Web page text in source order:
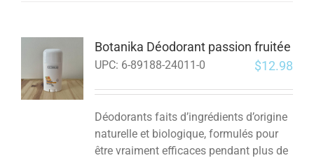
Botanika Déodorant passion fruitée
UPC: 6-89188-24011-0 $12.98
Déodorants faits d’ingrédients d’origine
naturelle et biologique, formulés pour
être vraiment efficaces pendant plus de